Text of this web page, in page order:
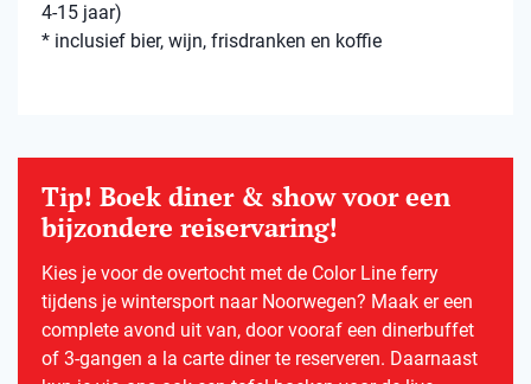
4-15 jaar)
* inclusief bier, wijn, frisdranken en koffie
Tip! Boek diner & show voor een
bijzondere reiservaring!
Kies je voor de overtocht met de Color Line ferry
tijdens je wintersport naar Noorwegen? Maak er een
complete avond uit van, door vooraf een dinerbuffet
of 3-gangen a la carte diner te reserveren. Daarnaast